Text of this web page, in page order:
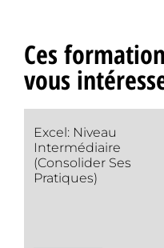
Ces
vous
Excel: Niveau
Intermédiaire
(Consolider Ses
Pratiques)